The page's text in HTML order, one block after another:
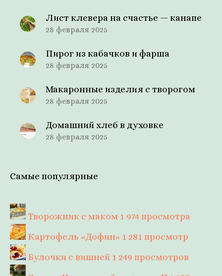
Лист клевера на счастье — канапе
28 февраля 2025
Пирог из кабачков и фарша
28 февраля 2025
Макаронные изделия с творогом
28 февраля 2025
Домашний хлеб в духовке
28 февраля 2025
Самые популярные
Творожник с маком 1 974 просмотра
Картофель «Дофин» 1 281 просмотр
Булочки с вишней 1 249 просмотров